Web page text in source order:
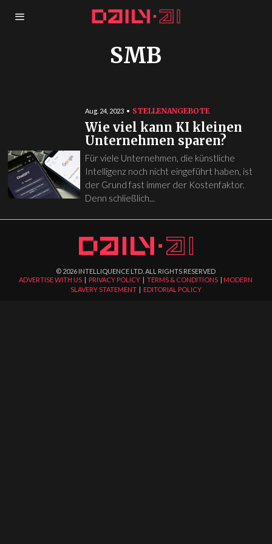
SMB
Aug. 24, 2023 STELLENANGEBOTE
Wie viel kann KI kleinen
Unternehmen sparen?
Für viele Unternehmen, die künstliche
Intelligenz noch nicht eingeführt haben, ist
der Grund fast immer der Kostenfaktor.
Denn schließlich...
© 2026 INTELLIQUENCE LTD. ALL RIGHTS RESERVED
ADVERTISE WITH US | PRIVACY POLICY |TERMS & CONDITIONS | MODERN
SLAVERY STATEMENT| EDITORIAL POLICY